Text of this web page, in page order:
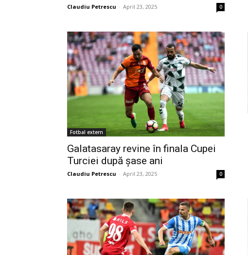
Claudiu Petrescu - April 23, 2025 0
Fotbal extern
Galatasaray revine în finala Cupei
Turciei după șase ani
Claudiu Petrescu - April 23, 2025 0